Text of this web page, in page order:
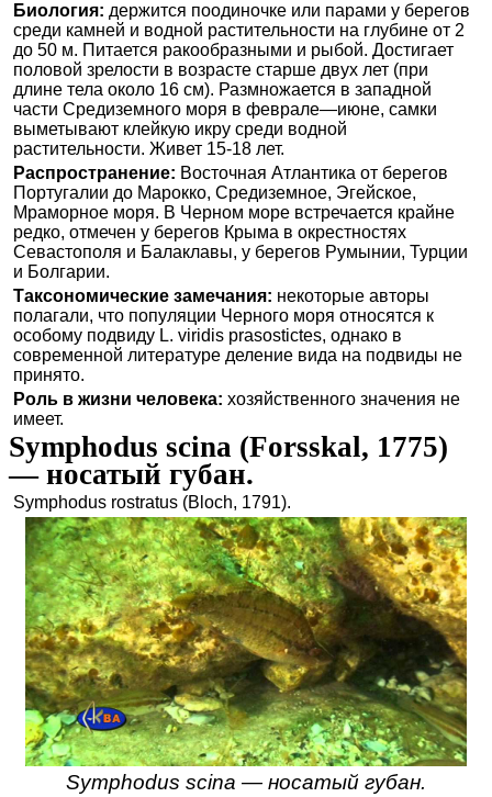
Биология: держится поодиночке или парами у берегов
среди камней и водной растительности на глубине от 2
до 50 м. Питается ракообразными и рыбой. Достигает
половой зрелости в возрасте старше двух лет (при
длине тела около 16 см). Размножается в западной
части Средиземного моря в феврале—июне, самки
выметывают клейкую икру среди водной
растительности. Живет 15-18 лет.
Распространение: Восточная Атлантика от берегов
Португалии до Марокко, Средиземное, Эгейское,
Мраморное моря. В Черном море встречается крайне
редко, отмечен у берегов Крыма в окрестностях
Севастополя и Балаклавы, у берегов Румынии, Турции
и Болгарии.
Таксономические замечания: некоторые авторы
полагали, что популяции Черного моря относятся к
особому подвиду L. viridis prasostictes, однако в
современной литературе деление вида на подвиды не
принято.
Роль в жизни человека: хозяйственного значения не
имеет.
Symphodus scina (Forsskal, 1775)
— носатый губан.
Symphodus rostratus (Bloch, 1791).
Symphodus scina — носатый губан.